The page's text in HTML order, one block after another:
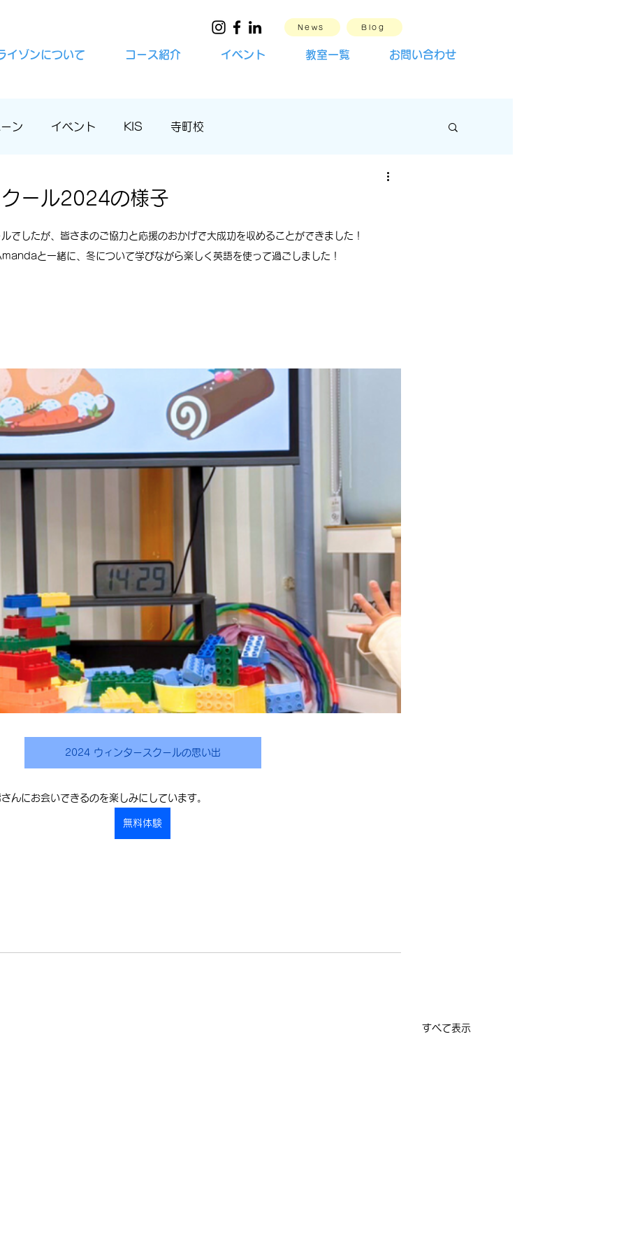
News Blog
イゾンについて コース紹介 イベント 教室一覧 お問い合わせ
ン イベント KIS 寺町校
ール2024の様子
でしたが、皆さまのご協力と応援のおかげで大成功を収めることができました！
と一緒に、冬について学びながら楽しく英語を使って過ごしました！
2024 ウィンタースクールの思い出
んにお会いできるのを楽しみにしています。
無料体験
すべて表示